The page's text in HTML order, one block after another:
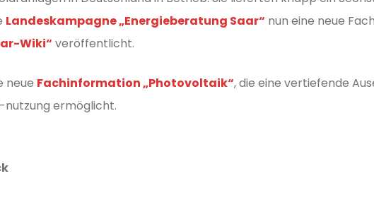
Landeskampagne „Energieberatung Saar“ nun eine neue
Wiki“ veröffentlicht.
neue Fachinformation „Photovoltaik“, die eine vertiefende
nutzung ermöglicht.